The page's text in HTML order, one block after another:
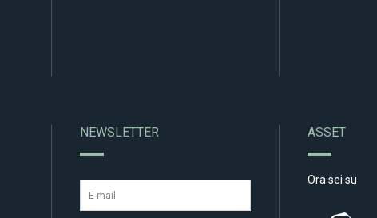
NEWSLETTER ASSET
Ora sei su